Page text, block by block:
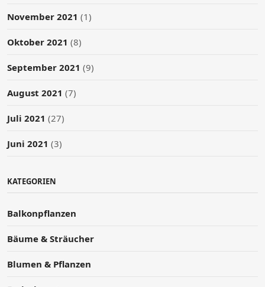
November 2021 (1)
Oktober 2021 (8)
September 2021 (9)
August 2021 (7)
Juli 2021 (27)
Juni 2021 (3)
KATEGORIEN
Balkonpflanzen
Bäume & Sträucher
Blumen & Pflanzen